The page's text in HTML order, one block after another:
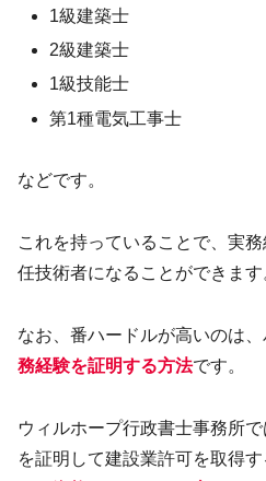
1級建築士
2級建築士
1級技能士
第1種電気工事士
などです。
これを持っていることで、実
任技術者になることができます
なお、番ハードルが高いのは
務経験を証明する方法です。
ウィルホープ行政書士事務所
を証明して建設業許可を取得